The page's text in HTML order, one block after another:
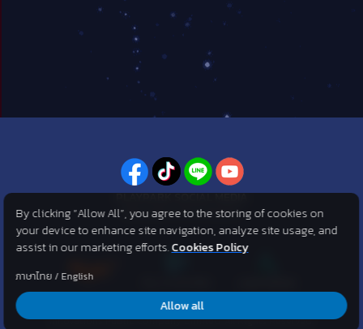
PLAYPARK SOCIAL MEDIA
ไม่พลาดทุกข่าวสารจาก PlayPark
©2007 KOG corporation . All Rights Reserved. ©2012 Asphere
Innovations Public Company Limited. All Rights Reserved.
By clicking “Allow All”, you agree to the storing of cookies on
your device to enhance site navigation, analyze site usage, and
assist in our marketing efforts.Cookies Policy
ภาษาไทย / English
Allow all